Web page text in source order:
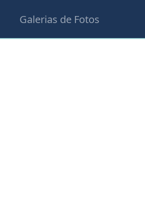
Galerias de Fotos